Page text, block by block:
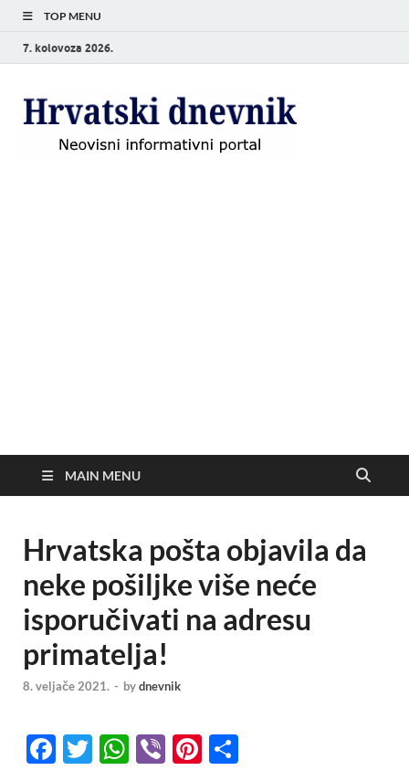
TOP MENU
7. kolovoza 2026.
MAIN MENU
Hrvatska pošta objavila da
neke pošiljke više neće
isporučivati na adresu
primatelja!
8. veljače 2021. - bydnevnik
F
T
W Vi Pi